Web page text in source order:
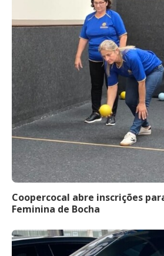
Coopercocal abre inscrições
Feminina de Bocha